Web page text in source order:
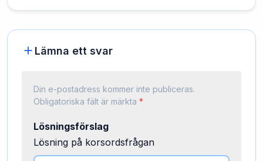
Lämna ett svar
Din e-postadress kommer inte publiceras.
Obligatoriska fält är märkta *
Lösningsförslag
Lösning på korsordsfrågan